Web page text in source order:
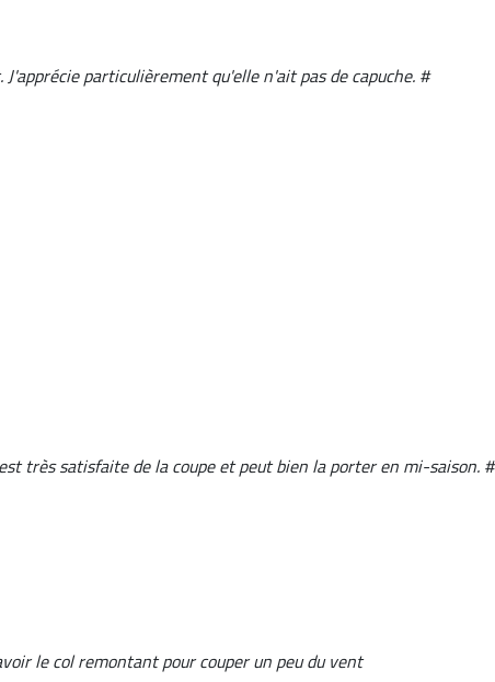
particulièrement qu'elle n'ait pas de capuche. #
très satisfaite de la coupe et peut bien la porter en mi-saison. #
le col remontant pour couper un peu du vent